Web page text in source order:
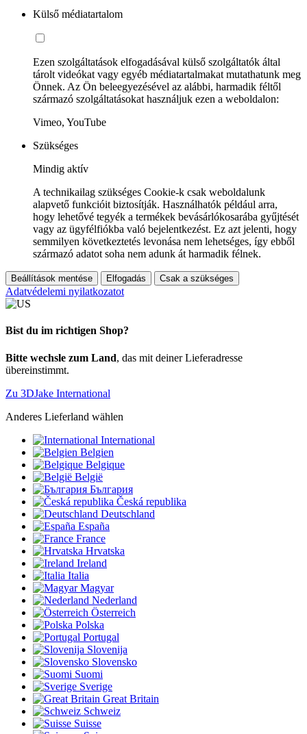
Külső médiatartalom
Ezen szolgáltatások elfogadásával külső szolgáltatók által
tárolt videókat vagy egyéb médiatartalmakat mutathatunk meg
Önnek. Az Ön beleegyezésével az alábbi, harmadik féltől
származó szolgáltatásokat használjuk ezen a weboldalon:
Vimeo, YouTube
Szükséges
Mindig aktív
A technikailag szükséges Cookie-k csak weboldalunk
alapvető funkcióit biztosítják. Használhatók például arra,
hogy lehetővé tegyék a termékek bevásárlókosarába gyűjtését
vagy az ügyfélfiókba való bejelentkezést. Ez azt jelenti, hogy
semmilyen következtetés levonása nem lehetséges, így ebből
származó adatot soha nem adunk át harmadik félnek.
Beállítások mentése Elfogadás Csak a szükséges
Adatvédelemi nyilatkozatot
Bist du im richtigen Shop?
Bitte wechsle zum Land, das mit deiner Lieferadresse
übereinstimmt.
Zu 3DJake International
Anderes Lieferland wählen
International
Belgien
Belgique
België
България
Česká republika
Deutschland
España
France
Hrvatska
Ireland
Italia
Magyar
Nederland
Österreich
Polska
Portugal
Slovenija
Slovensko
Suomi
Sverige
Great Britain
Schweiz
Suisse